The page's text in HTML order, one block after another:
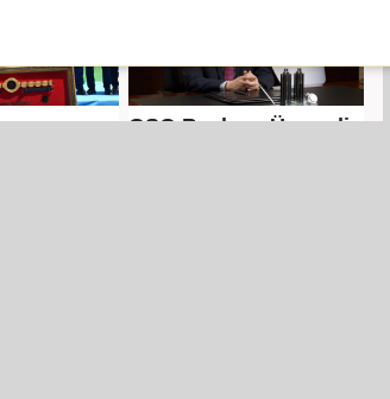
GSO Başkanı Ünverdi